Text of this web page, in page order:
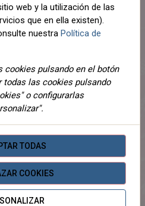
web y la utilización de las
que en ella existen).
nuestra Política de
cookies pulsando en el botón
todas las cookies pulsando
o configurarlas
TODAS
COOKIES